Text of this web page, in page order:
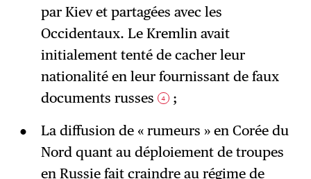
par Kiev et partagées avec les
Occidentaux. Le Kremlin avait
initialement tenté de cacher leur
nationalité en leur fournissant de faux
documents russes
4 ;
La diffusion de « rumeurs » en Corée du
Nord quant au déploiement de troupes
en Russie fait craindre au régime de